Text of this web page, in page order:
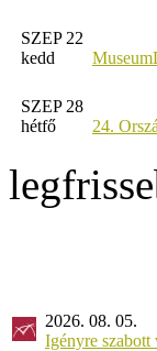
SZEP 22
kedd
SZEP 28
hétfő
24.
2026. 08. 05.
Igényre szabott